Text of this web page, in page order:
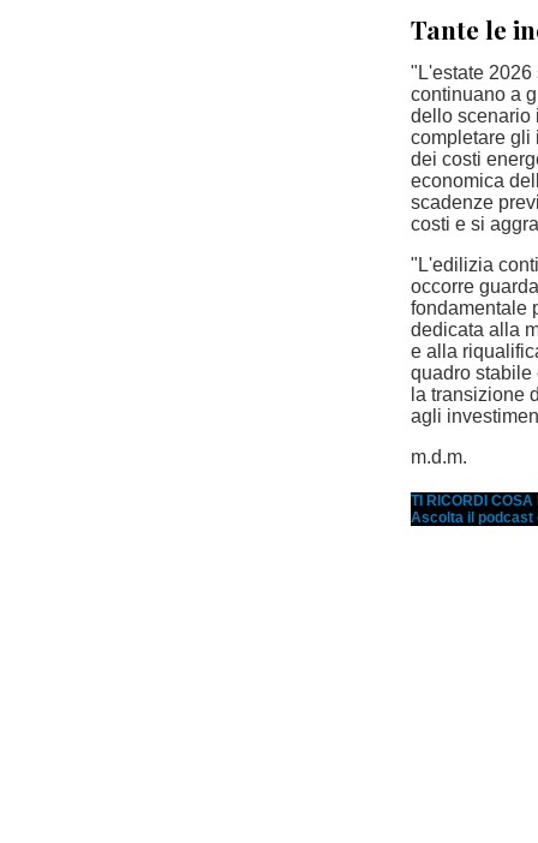
Tante le
"L'estate 2026
continuano a
dello scenario
completare gli
dei costi
economica
scadenze
costi e si
"L'edilizia
occorre
fondamentale
dedicata alla
e alla
quadro stabile
la transizione
agli
m.d.m.
TI RICORDI COSA
Ascolta il podcast